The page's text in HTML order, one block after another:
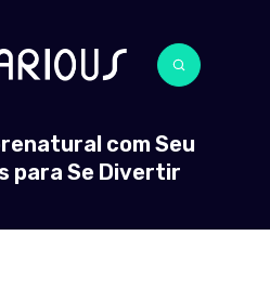
com Seu
para Se Divertir